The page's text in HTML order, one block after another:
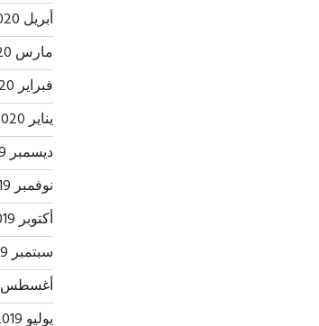
أبريل 2020
مارس 2020
فبراير 2020
يناير 2020
ديسمبر 2019
نوفمبر 2019
أكتوبر 2019
سبتمبر 2019
أغسطس 2019
يوليو 2019